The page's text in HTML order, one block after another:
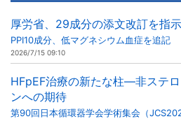
厚労省、29成分の添文改訂を指示
PPI10成分、低マグネシウム血症を追記
2026/7/15 09:10
HFpEF治療の新たな柱―非ステ
ンへの期待
第90回日本循環器学会学術集会（